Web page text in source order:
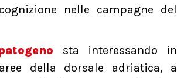
nelle campagne del
sta interessando in
della dorsale adriatica, a